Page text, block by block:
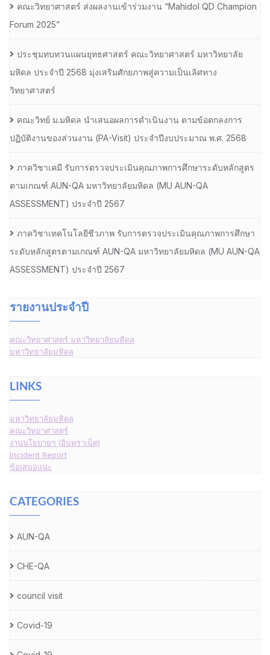
คณะวิทยาศาสตร์ ส่งผลงานเข้าร่วมงาน “Mahidol QD Champion
Forum 2025”
ประชุมทบทวนแผนยุทธศาสตร์ คณะวิทยาศาสตร์ มหาวิทยาลัย
มหิดล ประจำปี 2568 มุ่งเสริมศักยภาพสู่ความเป็นเลิศทาง
วิทยาศาสตร์
คณะวิทย์ ม.มหิดล นำเสนอผลการดำเนินงาน ตามข้อตกลงการ
ปฏิบัติงานของส่วนงาน (PA-Visit) ประจำปีงบประมาณ พ.ศ. 2568
ภาควิชาเคมี รับการตรวจประเมินคุณภาพการศึกษาระดับหลักสูตร
ตามเกณฑ์ AUN-QA มหาวิทยาลัยมหิดล (MU AUN-QA
ASSESSMENT) ประจำปี 2567
ภาควิชาเทคโนโลยีชีวภาพ รับการตรวจประเมินคุณภาพการศึกษา
ระดับหลักสูตรตามเกณฑ์ AUN-QA มหาวิทยาลัยมหิดล (MU AUN-QA
ASSESSMENT) ประจำปี 2567
รายงานประจำปี
คณะวิทยาศาสตร์ มหาวิทยาลัยมหิดล
มหาวิทยาลัยมหิดล
LINKS
มหาวิทยาลัยมหิดล
คณะวิทยาศาสตร์
งานนโยบายฯ (อินทราเน็ต)
Incident Report
ข้อเสนอแนะ
CATEGORIES
AUN-QA
CHE-QA
council visit
Covid-19